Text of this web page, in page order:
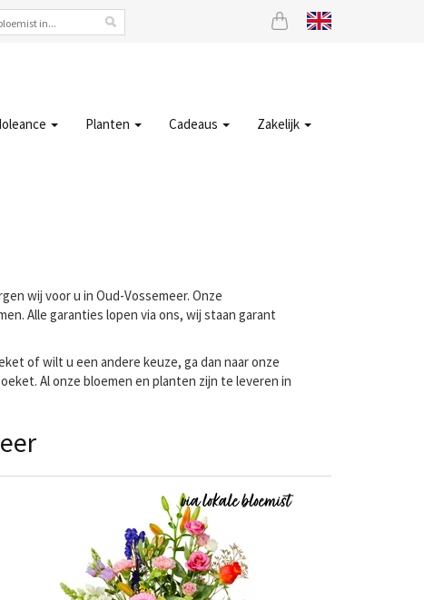
Planten Cadeaus Zakelijk
wij voor u in Oud-Vossemeer. Onze
Alle garanties lopen via ons, wij staan garant
of wilt u een andere keuze, ga dan naar onze
Al onze bloemen en planten zijn te leveren in